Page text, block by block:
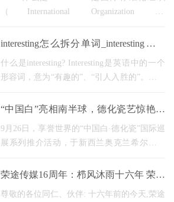
（International Organization for
非政府性的国际标准化组织，由各个国家的
interesting怎么拆分单词_interesting怎么
拆分记忆
什么是interesting? Interesting是英语中的一个
形容词，意为“有趣的”、“引人入胜的”。它用
情况或观点。 如何正确拆分interesting？ 要正
“中国白”亮相南半球，德化瓷艺惊艳奥
克兰——奥克兰站国际巡展精彩开启！
9月26日，享誉世界的“中国白·德化瓷”国际巡
展系列推介活动，于新西兰奥克兰希尔顿酒
艺的独特魅力。 开幕式现场高朋满座，气氛
荣途传媒16周年：栉风沐雨十六年 荣耀
征途再出发！
尊敬的各位同仁、伙伴: 十六年前的今天,荣途